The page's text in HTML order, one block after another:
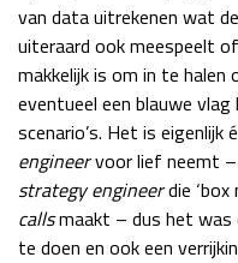
van data uitrekenen wat
uiteraard ook meespeelt
makkelijk is om in te halen
eventueel een blauwe
scenario’s. Het is eigenlijk
engineervoor lief neemt
strategy engineerdie
callsmaakt – dus het was
te doen en ook een